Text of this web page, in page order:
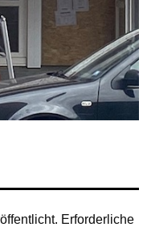
Erforderliche